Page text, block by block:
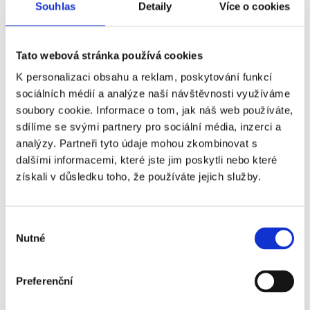
Souhlas Detaily Více o cookies
Tato webová stránka používá cookies
K personalizaci obsahu a reklam, poskytování funkcí
sociálních médií a analýze naší návštěvnosti využíváme
soubory cookie. Informace o tom, jak náš web používáte,
sdílíme se svými partnery pro sociální média, inzerci a
analýzy. Partneři tyto údaje mohou zkombinovat s
dalšími informacemi, které jste jim poskytli nebo které
získali v důsledku toho, že používáte jejich služby.
souhlasu
Nutné
Preferenční
KAA Gent - popis vstupenek ↓
Vstupenka VIP Lounge obsahuje:
Často kladené otázky:
Kdy obdržím své vstupenky?
Jaké si mohu vzít oblečení?